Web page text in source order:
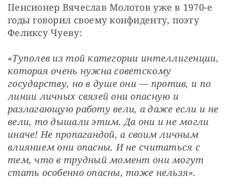
Пенсионер Вячеслав Молотов уже в 1970-е
годы говорил своему конфиденту, поэту
Феликсу Чуеву:
«Туполев из той категории интеллигенции,
которая очень нужна советскому
государству, но в душе они — против, и по
линии личных связей они опасную и
разлагающую работу вели, а даже если и не
вели, то дышали этим. Да они и не могли
иначе! Не пропагандой, а своим личным
влиянием они опасны. И не считаться с
тем, что в трудный момент они могут
стать особенно опасны, тоже нельзя».